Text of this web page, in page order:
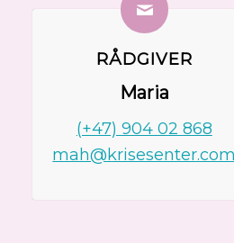
RÅDGIVER
Maria
(+47) 904 02 868
mah@krisesenter.com